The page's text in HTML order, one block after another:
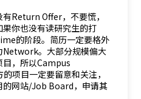
Return Offer，不要慌，
你也没有读研究生的打
的阶段。简历一定要格外
Network。大部分规模偏大
目，所以Campus
项目一定要留意和关注，
的网站/Job Board，申请其